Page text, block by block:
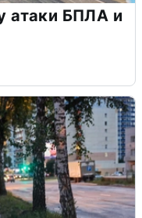
атаки БПЛА и